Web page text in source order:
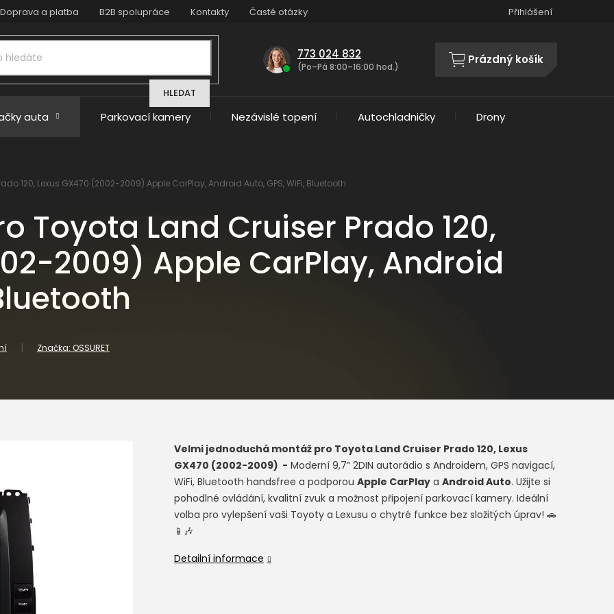
Doprava a platba B2B spolupráce Kontakty Časté otázky Přihlášení
HLEDAT
773 024 832
(Po–Pá 8:00–16:00 hod.)
NÁKUPNÍ
Prázdný košík
auta Parkovací kamery Nezávislé topení Autochladničky Drony
120, Lexus GX470 (2002-2009) Apple CarPlay, Android Auto, GPS, WiFi, Bluetooth
Toyota Land Cruiser Prado 120,
2009) Apple CarPlay, Android
Značka: OSSURET
Velmi jednoduchá montáž pro Toyota Land Cruiser Prado 120, Lexus
GX470 (2002-2009) - Moderní 9,7” 2DIN autorádio s Androidem, GPS navigací,
WiFi, Bluetooth handsfree a podporou Apple CarPlay a Android Auto. Užijte si
pohodlné ovládání, kvalitní zvuk a možnost připojení parkovací kamery. Ideální
volba pro vylepšení vaši Toyoty a Lexusu o chytré funkce bez složitých úprav! 🚗
📱🎶
Detailní informace